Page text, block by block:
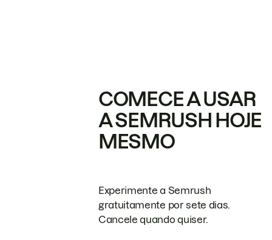
COMECE A USAR
A SEMRUSH HOJE
MESMO
Experimente a Semrush
gratuitamente por sete dias.
Cancele quando quiser.